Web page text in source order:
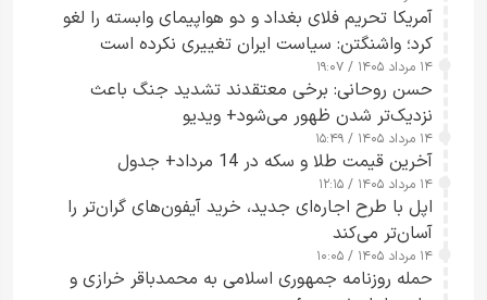
آمریکا تحریم فلای بغداد و دو هواپیمای وابسته را لغو
کرد؛ واشنگتن: سیاست ایران تغییری نکرده است
۱۴ مرداد ۱۴۰۵ / ۱۹:۰۷
حسن روحانی: برخی معتقدند تشدید جنگ باعث
نزدیک‌تر شدن ظهور می‌شود+ ویدیو
۱۴ مرداد ۱۴۰۵ / ۱۵:۴۹
آخرین قیمت طلا و سکه در 14 مرداد+ جدول
۱۴ مرداد ۱۴۰۵ / ۱۲:۱۵
اپل با طرح اجاره‌ای جدید، خرید آیفون‌های گران‌تر را
آسان‌تر می‌کند
۱۴ مرداد ۱۴۰۵ / ۱۰:۰۵
حمله روزنامه جمهوری اسلامی به محمدباقر خرازی و